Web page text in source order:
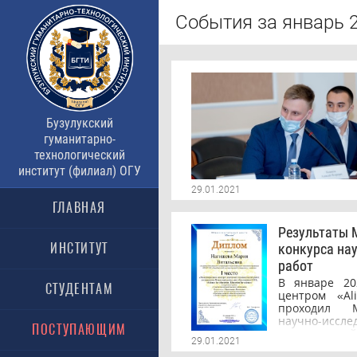
Бузулукский
гуманитарно-
технологический
институт (филиал) ОГУ
ГЛАВНАЯ
ИНСТИТУТ
СТУДЕНТАМ
ПОСТУПАЮЩИМ
События за январь
29.01.2021
Результаты
конкурса
работ
В январе
центром
проходил
научно-
29.01.2021